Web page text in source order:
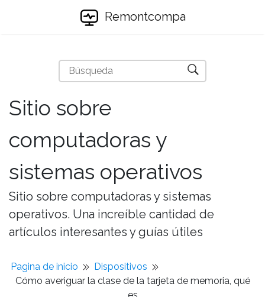
Remontcompa
Sitio sobre
computadoras y
sistemas operativos
Sitio sobre computadoras y sistemas
operativos. Una increíble cantidad de
artículos interesantes y guías útiles
Pagina de inicio
Dispositivos
Cómo averiguar la clase de la tarjeta de memoria, qué